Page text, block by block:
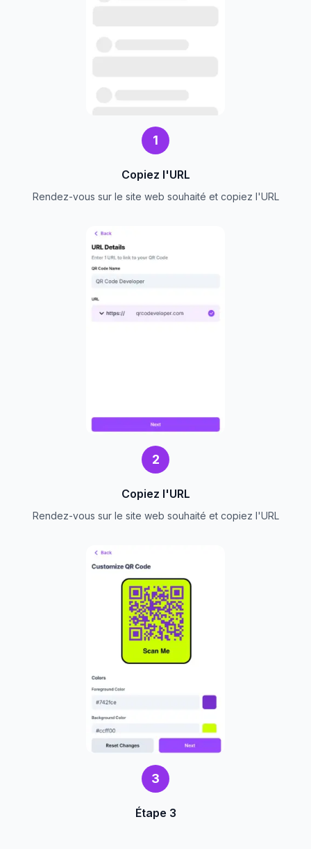
1
Copiez l'URL
Rendez-vous sur le site web souhaité et copiez l'URL
2
Copiez l'URL
Rendez-vous sur le site web souhaité et copiez l'URL
3
Étape 3